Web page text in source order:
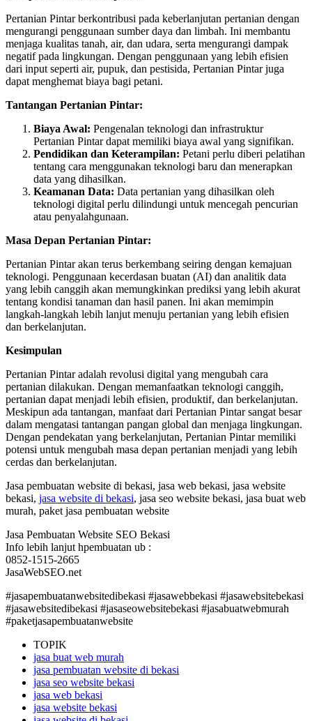
Pertanian Pintar berkontribusi pada keberlanjutan pertanian dengan
mengurangi penggunaan sumber daya dan limbah. Ini membantu
menjaga kualitas tanah, air, dan udara, serta mengurangi dampak
negatif pada lingkungan. Dengan penggunaan yang lebih efisien
dari input seperti air, pupuk, dan pestisida, Pertanian Pintar juga
dapat menghemat biaya bagi petani.
Tantangan Pertanian Pintar:
Biaya Awal: Pengenalan teknologi dan infrastruktur
Pertanian Pintar dapat memiliki biaya awal yang signifikan.
Pendidikan dan Keterampilan: Petani perlu diberi pelatihan
tentang cara menggunakan teknologi baru dan menerapkan
data yang dihasilkan.
Keamanan Data: Data pertanian yang dihasilkan oleh
teknologi digital perlu dilindungi untuk mencegah pencurian
atau penyalahgunaan.
Masa Depan Pertanian Pintar:
Pertanian Pintar akan terus berkembang seiring dengan kemajuan
teknologi. Penggunaan kecerdasan buatan (AI) dan analitik data
yang lebih canggih akan memungkinkan prediksi yang lebih akurat
tentang kondisi tanaman dan hasil panen. Ini akan memimpin
langkah-langkah lebih lanjut menuju pertanian yang lebih efisien
dan berkelanjutan.
Kesimpulan
Pertanian Pintar adalah revolusi digital yang mengubah cara
pertanian dilakukan. Dengan memanfaatkan teknologi canggih,
pertanian dapat menjadi lebih efisien, produktif, dan berkelanjutan.
Meskipun ada tantangan, manfaat dari Pertanian Pintar sangat besar
dalam mengatasi tantangan pangan global dan menjaga lingkungan.
Dengan pendekatan yang berkelanjutan, Pertanian Pintar memiliki
potensi untuk mengubah masa depan pertanian menjadi yang lebih
cerdas dan berkelanjutan.
Jasa pembuatan website di bekasi, jasa web bekasi, jasa website
bekasi, jasa website di bekasi, jasa seo website bekasi, jasa buat web
murah, paket jasa pembuatan website
Jasa Pembuatan Website SEO Bekasi
Info lebih lanjut hpembuatan ub :
0852-1515-2665
JasaWebSEO.net
#jasapembuatanwebsitedibekasi #jasawebbekasi #jasawebsitebekasi
#jasawebsitedibekasi #jasaseowebsitebekasi #jasabuatwebmurah
#paketjasapembuatanwebsite
TOPIK
jasa buat web murah
jasa pembuatan website di bekasi
jasa seo website bekasi
jasa web bekasi
jasa website bekasi